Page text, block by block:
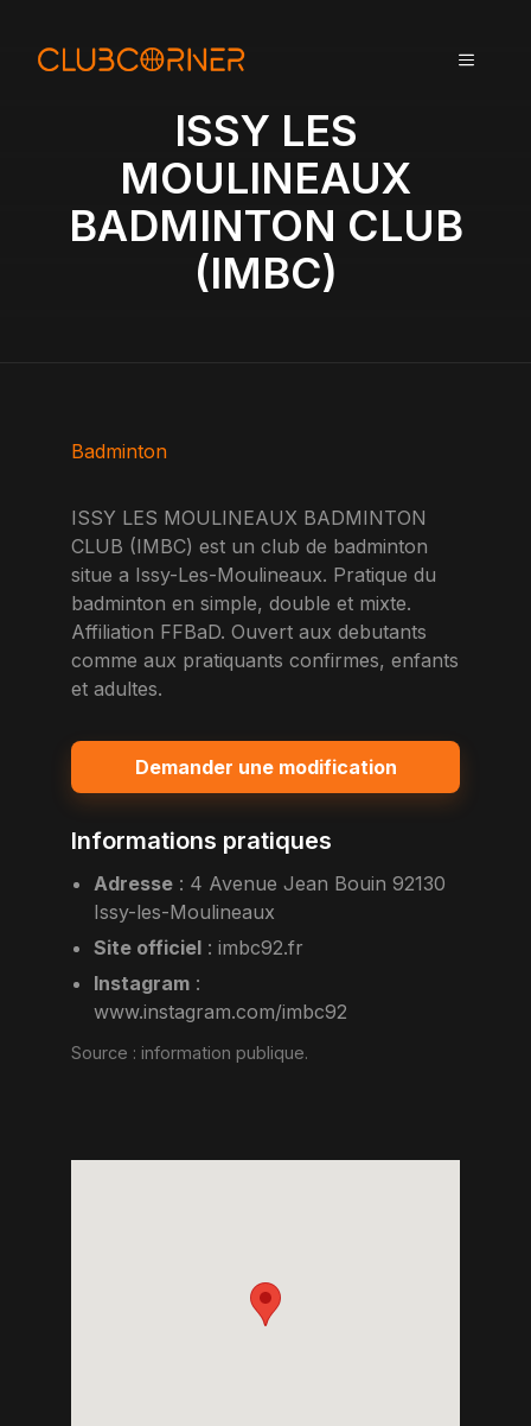
MENU
ISSY LES
MOULINEAUX
BADMINTON CLUB
(IMBC)
Badminton
ISSY LES MOULINEAUX BADMINTON
CLUB (IMBC) est un club de badminton
situe a Issy-Les-Moulineaux. Pratique du
badminton en simple, double et mixte.
Affiliation FFBaD. Ouvert aux debutants
comme aux pratiquants confirmes, enfants
et adultes.
Demander une modification
Informations pratiques
Adresse : 4 Avenue Jean Bouin 92130
Issy-les-Moulineaux
Site officiel :imbc92.fr
Instagram :
www.instagram.com/imbc92
Source : information publique.